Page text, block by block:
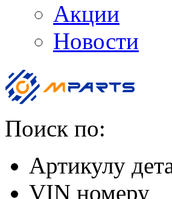
Акции
Новости
Поиск по:
Артикулу
VIN номеру